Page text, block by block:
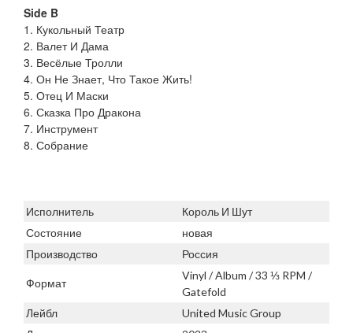
Side B
1. Кукольный Театр
2. Валет И Дама
3. Весёлые Тролли
4. Он Не Знает, Что Такое Жить!
5. Отец И Маски
6. Сказка Про Дракона
7. Инструмент
8. Собрание
Исполнитель
Король И Шут
Состояние
новая
Производство
Россия
Формат
Vinyl / Album / 33 ⅓ RPM /
Gatefold
Лейбл
United Music Group